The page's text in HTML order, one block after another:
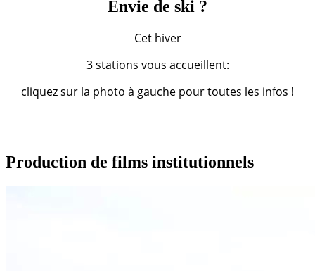
Envie de ski ?
Cet hiver
3 stations vous accueillent:
cliquez sur la photo à gauche pour toutes les infos !
Production de films institutionnels